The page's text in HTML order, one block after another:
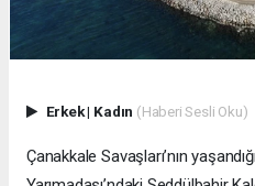
Erkek| Kadın (Haberi Sesli Oku)
Çanakkale Savaşları’nın